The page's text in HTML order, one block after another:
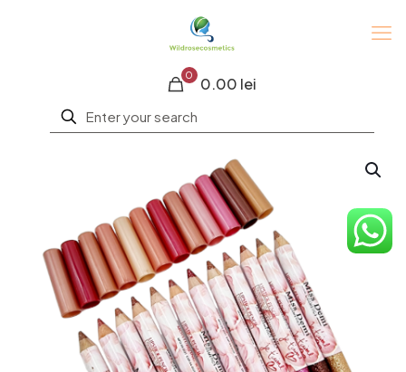
0 0.00 lei